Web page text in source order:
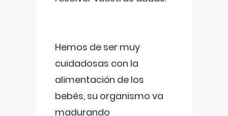
Hemos de ser muy
cuidadosas con la
alimentación de los
bebés, su organismo va
madurando